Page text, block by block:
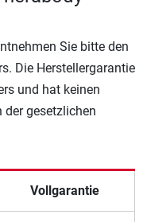
Sie bitte den
Die Herstellergarantie
und hat keinen
der gesetzlichen
Vollgarantie